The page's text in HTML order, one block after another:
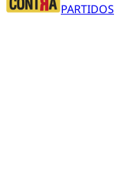
PARTIDOS